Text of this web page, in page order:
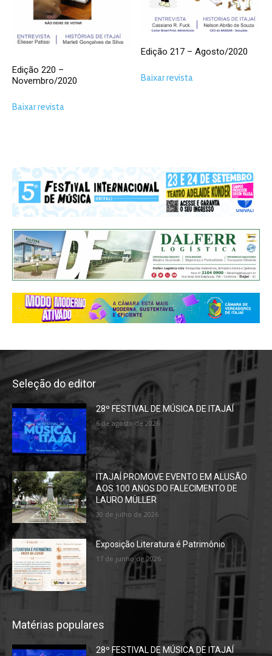
Edição 220 –
Novembro/2020
Baixar revista
Edição 217 – Agosto/2020
Baixar revista
Seleção do editor
28º FESTIVAL DE MÚSICA DE ITAJAÍ
6 de agosto de 2026
ITAJAÍ PROMOVE EVENTO EM ALUSÃO
AOS 100 ANOS DO FALECIMENTO DE
LAURO MÜLLER
30 de julho de 2026
Exposição Literatura é Patrimônio
17 de junho de 2026
Matérias populares
28º FESTIVAL DE MÚSICA DE ITAJAÍ